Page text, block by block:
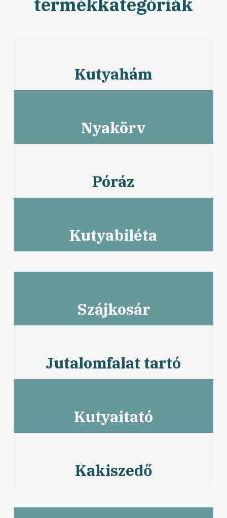
Kutyahám
Nyakörv
Póráz
Kutyabiléta
Szájkosár
Jutalomfalat tartó
Kutyaitató
Kakiszedő